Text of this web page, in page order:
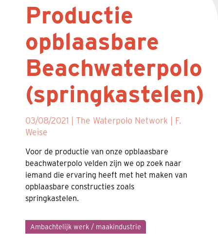
Productie
opblaasbare
Beachwaterpolo
(springkastelen)
03/08/2021 | The Waterpolo Network | F.
Weise
Voor de productie van onze opblaasbare
beachwaterpolo velden zijn we op zoek naar
iemand die ervaring heeft met het maken van
opblaasbare constructies zoals
springkastelen.
Ambachtelijk werk / maakindustrie